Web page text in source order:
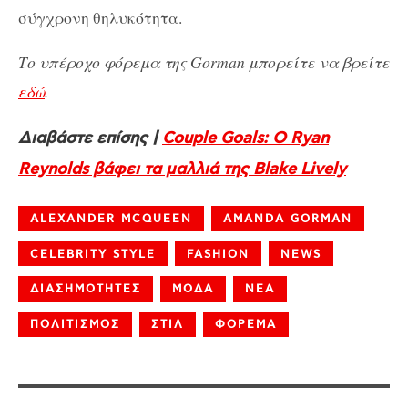
σύγχρονη θηλυκότητα.
Το υπέροχο φόρεμα της Gorman μπορείτε να βρείτε
εδώ.
Διαβάστε επίσης | Couple Goals: Ο Ryan
Reynolds βάφει τα μαλλιά της Blake Lively
ALEXANDER MCQUEEN AMANDA GORMAN
CELEBRITY STYLE FASHION NEWS
ΔΙΑΣΗΜΟΤΗΤΕΣ ΜΟΔΑ ΝΕΑ
ΠΟΛΙΤΙΣΜΟΣ ΣΤΙΛ ΦΟΡΕΜΑ